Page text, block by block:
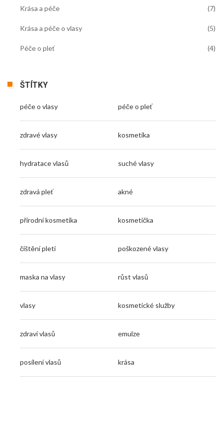
Krása a péče (7)
Krása a péče o vlasy (5)
Péče o pleť (4)
ŠTÍTKY
péče o vlasy péče o pleť
zdravé vlasy kosmetika
hydratace vlasů suché vlasy
zdravá pleť akné
přírodní kosmetika kosmetička
čištění pleti poškozené vlasy
maska na vlasy růst vlasů
vlasy kosmetické služby
zdraví vlasů emulze
posílení vlasů krása